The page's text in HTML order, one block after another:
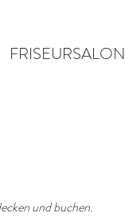
FRISEURSALON
und buchen.